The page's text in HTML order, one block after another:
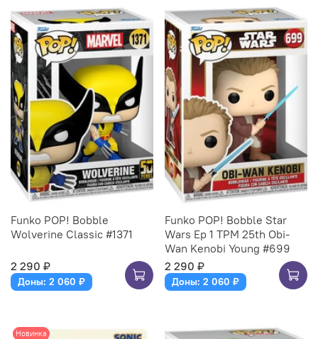
Funko POP! Bobble
Wolverine Classic #1371
2 290 ₽
Доны: 2 060 ₽
Funko POP! Bobble Star
Wars Ep 1 TPM 25th Obi-
Wan Kenobi Young #699
2 290 ₽
Доны: 2 060 ₽
Новинка